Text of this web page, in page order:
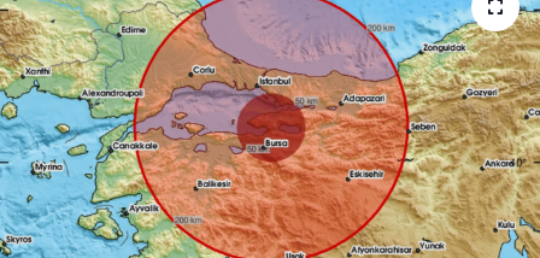
Sağlık
Kadın
Emek
Spor